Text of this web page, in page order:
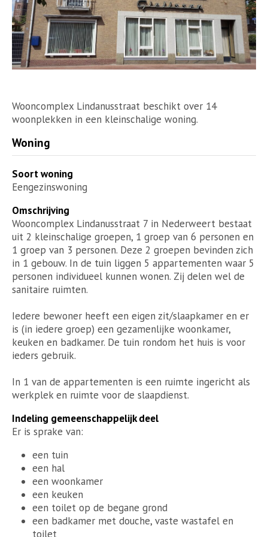
Wooncomplex Lindanusstraat beschikt over 14
woonplekken in een kleinschalige woning.
Woning
Soort woning
Eengezinswoning
Omschrijving
Wooncomplex Lindanusstraat 7 in Nederweert bestaat
uit 2 kleinschalige groepen, 1 groep van 6 personen en
1 groep van 3 personen. Deze 2 groepen bevinden zich
in 1 gebouw. In de tuin liggen 5 appartementen waar 5
personen individueel kunnen wonen. Zij delen wel de
sanitaire ruimten.
Iedere bewoner heeft een eigen zit/slaapkamer en er
is (in iedere groep) een gezamenlijke woonkamer,
keuken en badkamer. De tuin rondom het huis is voor
ieders gebruik.
In 1 van de appartementen is een ruimte ingericht als
werkplek en ruimte voor de slaapdienst.
Indeling gemeenschappelijk deel
Er is sprake van:
een tuin
een hal
een woonkamer
een keuken
een toilet op de begane grond
een badkamer met douche, vaste wastafel en
toilet